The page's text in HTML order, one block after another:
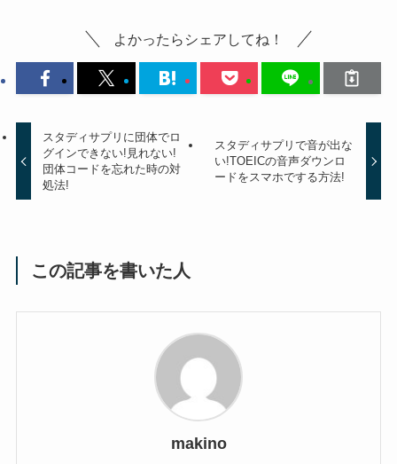
よかったらシェアしてね！
スタディサプリに団体でロ
グインできない!見れない!
団体コードを忘れた時の対
処法!
スタディサプリで音が出な
い!TOEICの音声ダウンロ
ードをスマホでする方法!
この記事を書いた人
makino